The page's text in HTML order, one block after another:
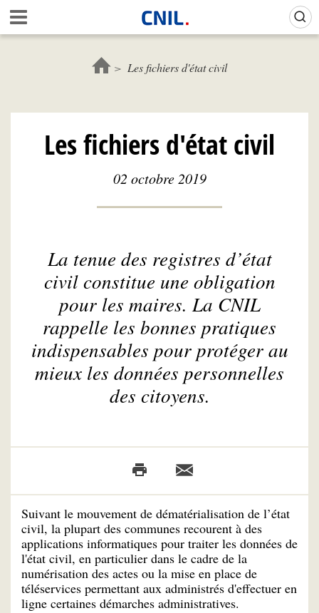
Aller
au
contenu
c
l
C
N
Les fichiers d'état civil
Les fichiers d'état civil
02 octobre 2019
La tenue des registres d’état
civil constitue une obligation
pour les maires. La CNIL
rappelle les bonnes pratiques
indispensables pour protéger au
mieux les données personnelles
des citoyens.
Suivant le mouvement de dématérialisation de l’état
civil, la plupart des communes recourent à des
applications informatiques pour traiter les données de
l'état civil, en particulier dans le cadre de la
numérisation des actes ou la mise en place de
téléservices permettant aux administrés d'effectuer en
ligne certaines démarches administratives.
Gestion de vos préférences sur les cookies (témoins de connexion)